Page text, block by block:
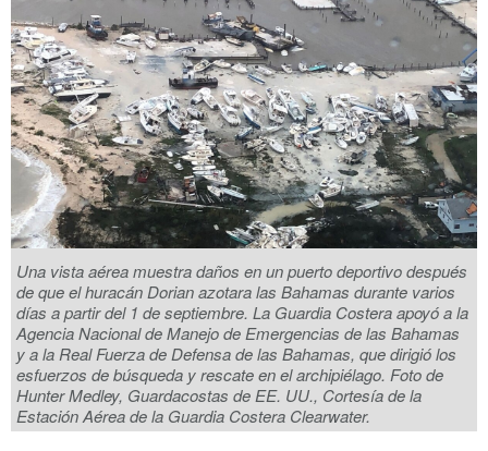
Una vista aérea muestra daños en un puerto deportivo después
de que el huracán Dorian azotara las Bahamas durante varios
días a partir del 1 de septiembre. La Guardia Costera apoyó a la
Agencia Nacional de Manejo de Emergencias de las Bahamas
y a la Real Fuerza de Defensa de las Bahamas, que dirigió los
esfuerzos de búsqueda y rescate en el archipiélago. Foto de
Hunter Medley, Guardacostas de EE. UU., Cortesía de la
Estación Aérea de la Guardia Costera Clearwater.